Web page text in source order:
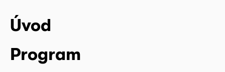
Úvod
Program